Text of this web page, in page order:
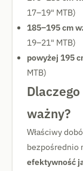
17–19" MTB)
185–195 cm
19–21" MTB)
powyżej 195
MTB)
ważny?
Właściwy
bezpośrednio
efektywność